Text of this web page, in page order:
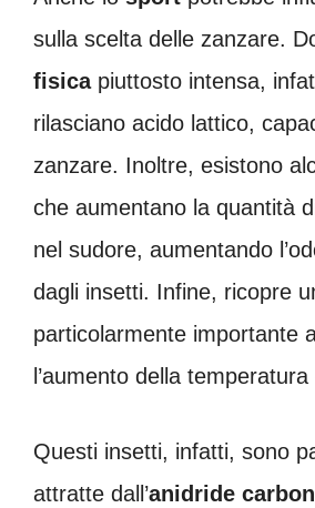
sulla scelta delle zanzare.
fisicapiuttosto intensa,
rilasciano acido lattico,
zanzare. Inoltre, esistono
che aumentano la quantità
nel sudore, aumentando
dagli insetti. Infine, ricopre
particolarmente importante
l’aumento della
Questi insetti, infatti, sono
attratte dall’anidride